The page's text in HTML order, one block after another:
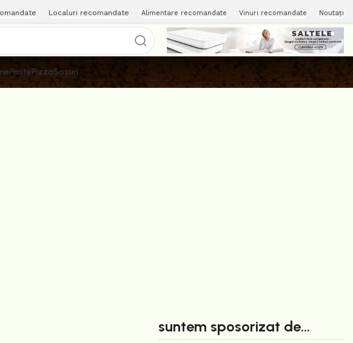
Localuri recomandate Alimentare recomandate Vinuri recomandate Noutați
PastePizzaSosuri
suntem sposorizat de...